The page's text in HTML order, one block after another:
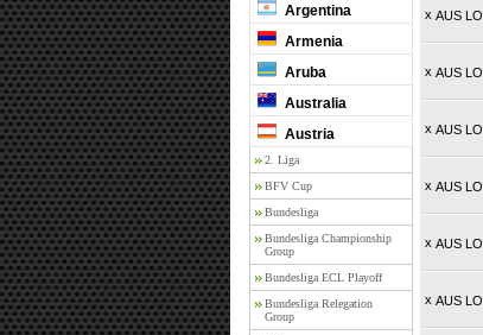
Argentina
Armenia
Aruba
Australia
Austria
2. Liga
BFV Cup
Bundesliga
Bundesliga Championship
Group
Bundesliga ECL Playoff
Bundesliga Relegation
Group
x AUS LO
x AUS LO
x AUS LO
x AUS LO
x AUS LO
x AUS LO